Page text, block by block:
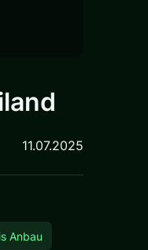
11.07.2025
Anbau